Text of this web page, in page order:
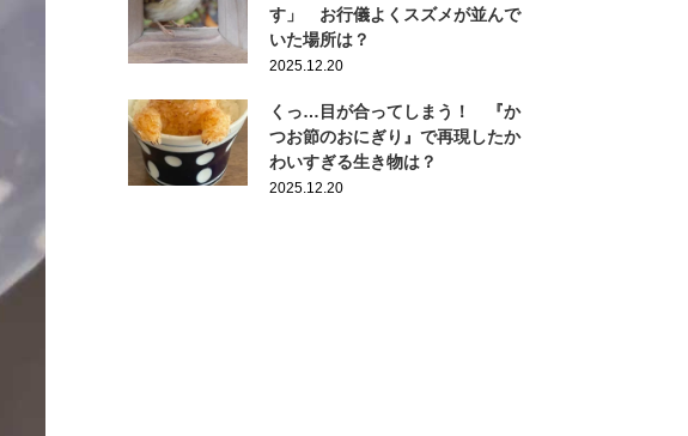
す」 お行儀よくスズメが並んで
いた場所は？
2025.12.20
くっ…目が合ってしまう！ 『か
つお節のおにぎり』で再現したか
わいすぎる生き物は？
2025.12.20